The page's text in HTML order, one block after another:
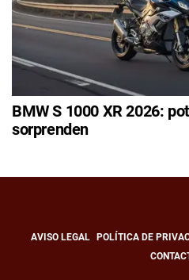
BMW S 1000 XR 2026:
sorprenden
AVISO LEGAL POLÍTICA DE